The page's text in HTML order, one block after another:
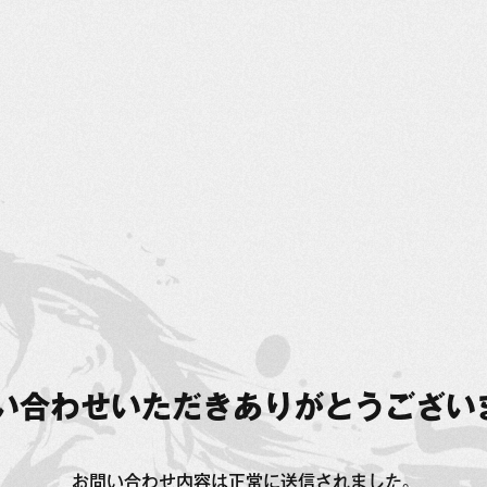
合わせいただきありがとうござい
お問い合わせ内容は正常に送信されました。